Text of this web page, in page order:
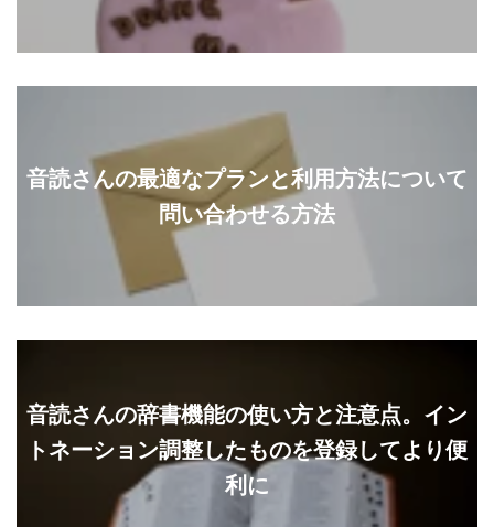
音読さんの最適なプランと利用方法について
問い合わせる方法
音読さんの辞書機能の使い方と注意点。イン
トネーション調整したものを登録してより便
利に